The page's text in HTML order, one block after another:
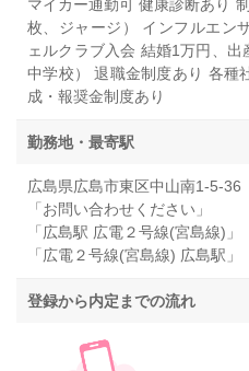
マイカー通勤可 健康診断あり
枚、ジャージ） インフルエン
ェルクラブ入会 結婚1万円、出
中学校） 退職金制度あり 各種
成・報奨金制度あり
勤務地・最寄駅
広島県広島市東区中山南1-5-36
「お問い合わせください」
「広島駅 広電２号線(宮島線)」
「広電２号線(宮島線) 広島駅」
登録から内定までの流れ